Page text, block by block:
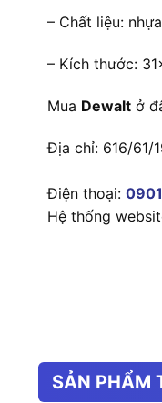
– Chất liệu:
– Kích thước:
Mua Dewalt ở
Địa chỉ: 616/61/
Điện thoại:
Hệ thống
SẢN PHẨM